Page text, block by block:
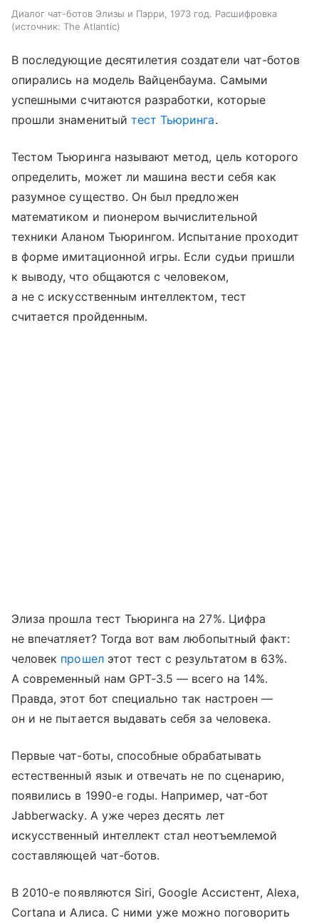
Диалог чат-ботов Элизы и Пэрри, 1973 год. Расшифровка
источник: The Atlantic
В последующие десятилетия создатели чат-ботов
опирались на модель Вайценбаума. Самыми
успешными считаются разработки, которые
прошли знаменитый тест Тьюринга.
Тестом Тьюринга называют метод, цель которого
определить, может ли машина вести себя как
разумное существо. Он был предложен
математиком и пионером вычислительной
техники Аланом Тьюрингом. Испытание проходит
в форме имитационной игры. Если судьи пришли
к выводу, что общаются с человеком,
а не с искусственным интеллектом, тест
считается пройденным.
Элиза прошла тест Тьюринга на 27%. Цифра
не впечатляет? Тогда вот вам любопытный факт:
человек прошелэтот тест с результатом в 63%.
А современный нам GPT-3.5 — всего на 14%.
Правда, этот бот специально так настроен —
он и не пытается выдавать себя за человека.
Первые чат-боты, способные обрабатывать
естественный язык и отвечать не по сценарию,
появились в 1990-е годы. Например, чат-бот
Jabberwacky. А уже через десять лет
искусственный интеллект стал неотъемлемой
составляющей чат-ботов.
В 2010-е появляются Siri, Google Ассистент, Alexa,
Cortana и Алиса. С ними уже можно поговорить